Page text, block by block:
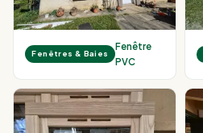
Fenêtres & Baies
Fenêtre
PVC